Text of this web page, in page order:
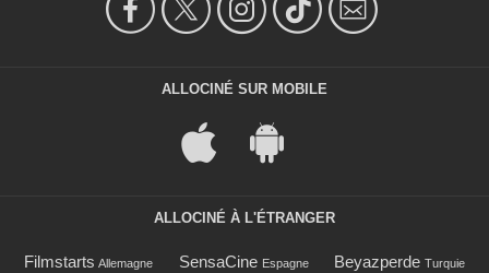
ALLOCINÉ SUR MOBILE
ALLOCINÉ À L'ÉTRANGER
Filmstarts Allemagne SensaCine Espagne Beyazperde Turquie